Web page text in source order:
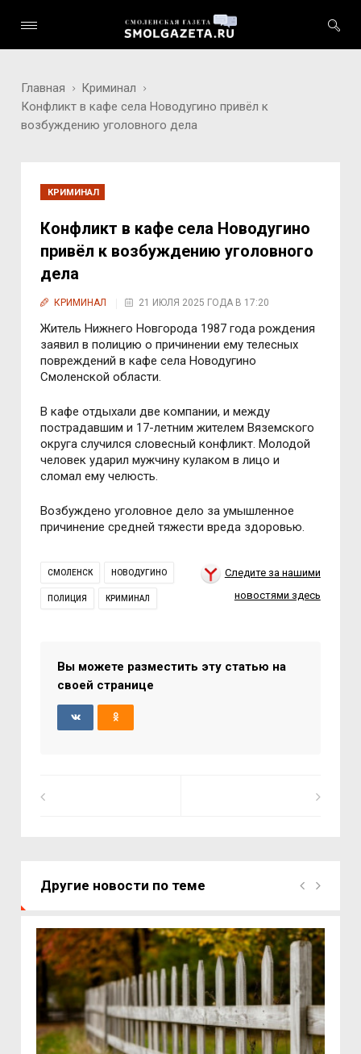
Главная
Криминал
Конфликт в кафе села Новодугино привёл к
возбуждению уголовного дела
КРИМИНАЛ
Конфликт в кафе села Новодугино
привёл к возбуждению уголовного
дела
КРИМИНАЛ 21 ИЮЛЯ 2025 ГОДА В 17:20
Житель Нижнего Новгорода 1987 года рождения
заявил в полицию о причинении ему телесных
повреждений в кафе села Новодугино
Смоленской области.
В кафе отдыхали две компании, и между
пострадавшим и 17-летним жителем Вяземского
округа случился словесный конфликт. Молодой
человек ударил мужчину кулаком в лицо и
сломал ему челюсть.
Возбуждено уголовное дело за умышленное
причинение средней тяжести вреда здоровью.
СМОЛЕНСК НОВОДУГИНО
ПОЛИЦИЯ КРИМИНАЛ
Следите за нашими
новостями здесь
Вы можете разместить эту статью на
своей странице
Другие новости по теме